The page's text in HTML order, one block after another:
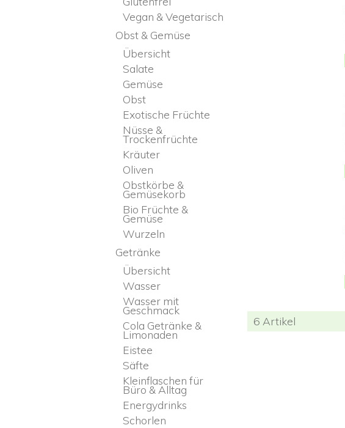
6 Artikel
Vegan & Vegetarisch
Obst & Gemüse
Übersicht
Salate
Gemüse
Obst
Exotische Früchte
Nüsse &
Trockenfrüchte
Kräuter
Oliven
Obstkörbe &
Gemüsekorb
Bio Früchte &
Gemüse
Wurzeln
Getränke
Übersicht
Wasser
Wasser mit
Geschmack
Cola Getränke &
Limonaden
Eistee
Säfte
Kleinflaschen für
Büro & Alltag
Energydrinks
Schorlen